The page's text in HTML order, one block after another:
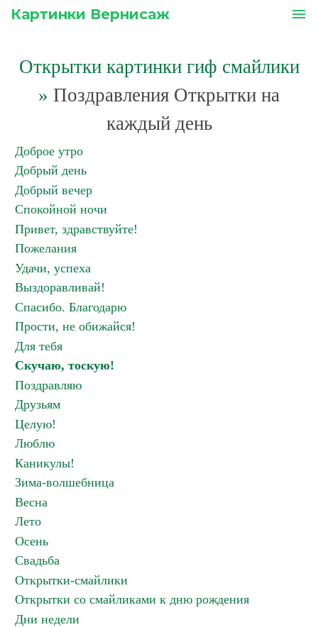
Картинки Вернисаж menu
Открытки картинки гиф смайлики
» Поздравления Открытки на
каждый день
Доброе утро
Добрый день
Добрый вечер
Спокойной ночи
Привет, здравствуйте!
Пожелания
Удачи, успеха
Выздоравливай!
Спасибо. Благодарю
Прости, не обижайся!
Для тебя
Скучаю, тоскую!
Поздравляю
Друзьям
Целую!
Люблю
Каникулы!
Зима-волшебница
Весна
Лето
Осень
Свадьба
Открытки-смайлики
Открытки со смайликами к дню рождения
Дни недели